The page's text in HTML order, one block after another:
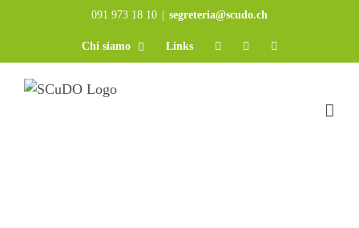
091 973 18 10 segreteria@scudo.ch
Chi siamo Links